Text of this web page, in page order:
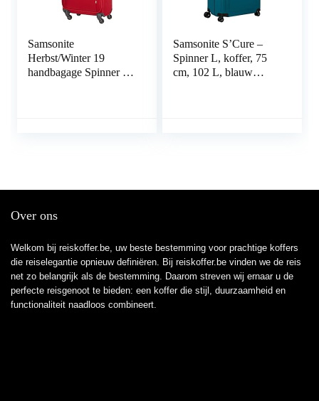
Samsonite
Herbst/Winter 19
handbagage Spinner S
Samsonite S’Cure –
Spinner L, koffer, 75
cm, 102 L, blauw
Over ons
Welkom bij reiskoffer.be, uw beste bestemming voor prachtige koffers
die reiselegantie opnieuw definiëren. Bij reiskoffer.be vinden we de reis
net zo belangrijk als de bestemming. Daarom streven wij ernaar u de
perfecte reisgenoot te bieden: een koffer die stijl, duurzaamheid en
functionaliteit naadloos combineert.